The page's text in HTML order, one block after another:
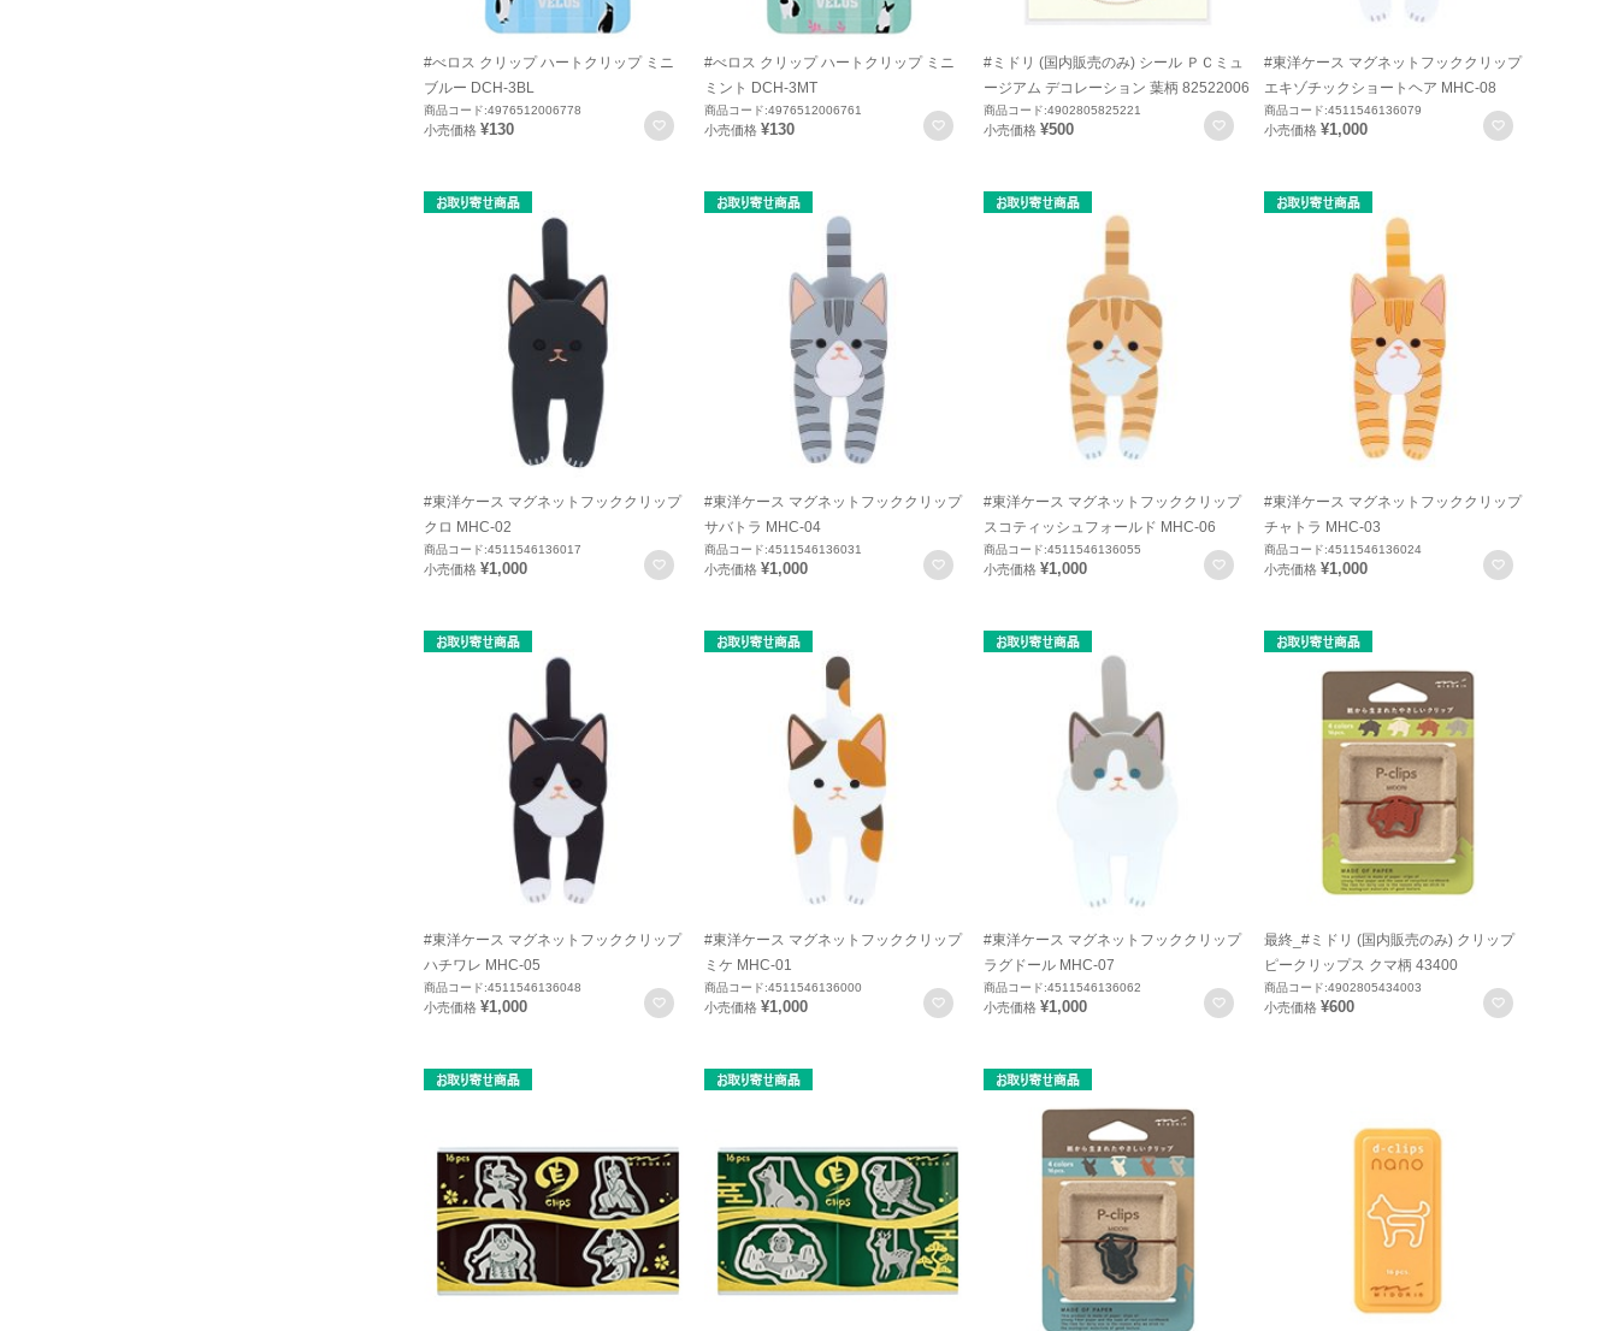
#べロス クリップ ハートクリップ ミニ
ブルー DCH-3BL
商品コード:4976512006778
小売価格 ¥130 お気に入りに登録
#べロス クリップ ハートクリップ ミニ
ミント DCH-3MT
商品コード:4976512006761
小売価格 ¥130 お気に入りに登録
#ミドリ (国内販売のみ) シール ＰＣミュ
ージアム デコレーション 葉柄 82522006
商品コード:4902805825221
小売価格 ¥500 お気に入りに登録
#東洋ケース マグネットフッククリップ
エキゾチックショートヘア MHC-08
商品コード:4511546136079
小売価格 ¥1,000
#東洋ケース マグネットフッククリップ
クロ MHC-02
商品コード:4511546136017
小売価格 ¥1,000 お気に入りに登録
#東洋ケース マグネットフッククリップ
サバトラ MHC-04
商品コード:4511546136031
小売価格 ¥1,000 お気に入りに登録
#東洋ケース マグネットフッククリップ
スコティッシュフォールド MHC-06
商品コード:4511546136055
小売価格 ¥1,000 お気に入りに登録
#東洋ケース マグネットフッククリップ
チャトラ MHC-03
商品コード:4511546136024
小売価格 ¥1,000
#東洋ケース マグネットフッククリップ
ハチワレ MHC-05
商品コード:4511546136048
小売価格 ¥1,000 お気に入りに登録
#東洋ケース マグネットフッククリップ
ミケ MHC-01
商品コード:4511546136000
小売価格 ¥1,000 お気に入りに登録
#東洋ケース マグネットフッククリップ
ラグドール MHC-07
商品コード:4511546136062
小売価格 ¥1,000 お気に入りに登録
最終_#ミドリ (国内販売のみ) クリップ
ピークリップス クマ柄 43400
商品コード:4902805434003
小売価格 ¥600